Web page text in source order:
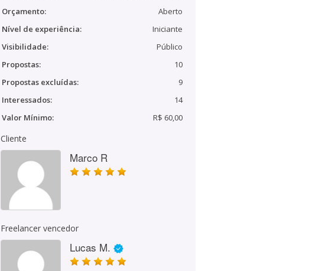
Orçamento:
Aberto
Nível de experiência:
Iniciante
Visibilidade:
Público
Propostas:
10
Propostas excluídas:
9
Interessados:
14
Valor Mínimo:
R$ 60,00
Cliente
Marco R
Freelancer vencedor
Lucas M.